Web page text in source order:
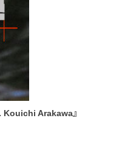
Arakawa』